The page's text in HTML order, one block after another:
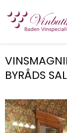
BYRÅDS SAL